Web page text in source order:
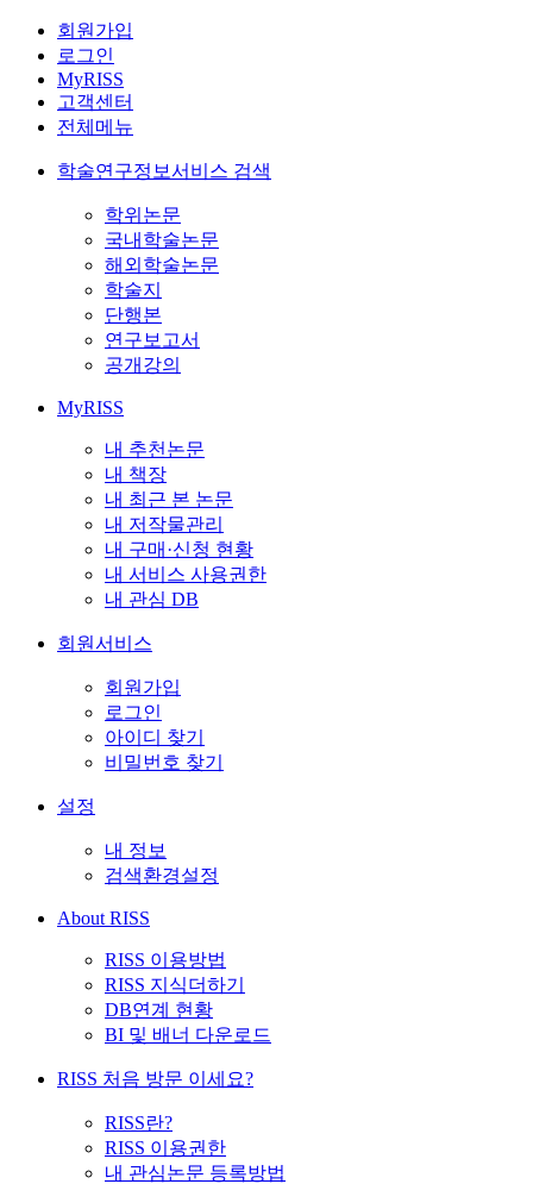
회원가입
로그인
MyRISS
고객센터
전체메뉴
학술연구정보서비스 검색
학위논문
국내학술논문
해외학술논문
학술지
단행본
연구보고서
공개강의
MyRISS
내 추천논문
내 책장
내 최근 본 논문
내 저작물관리
내 구매·신청 현황
내 서비스 사용권한
내 관심 DB
회원서비스
회원가입
로그인
아이디 찾기
비밀번호 찾기
설정
내 정보
검색환경설정
About RISS
RISS 이용방법
RISS 지식더하기
DB연계 현황
BI 및 배너 다운로드
RISS 처음 방문 이세요?
RISS란?
RISS 이용권한
내 관심논문 등록방법